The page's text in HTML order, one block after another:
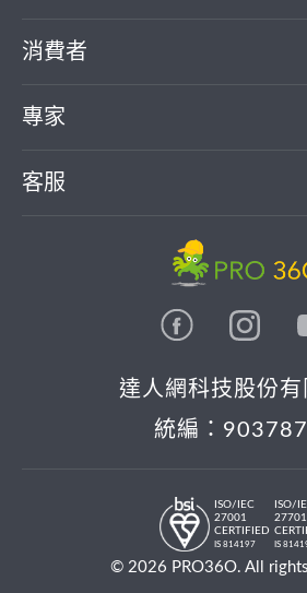
消費者
專家
客服
達人網科技股份有
統編：
ISO/IEC
27001
CERTIFIED
IS 814197
ISO/
27701
IS
© 2026 PRO36O. All